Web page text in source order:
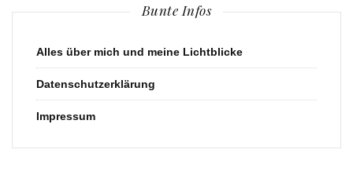
Bunte Infos
Alles über mich und meine Lichtblicke
Datenschutzerklärung
Impressum